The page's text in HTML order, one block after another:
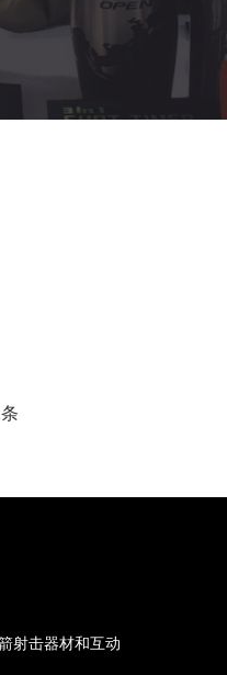
条
射击器材和互动